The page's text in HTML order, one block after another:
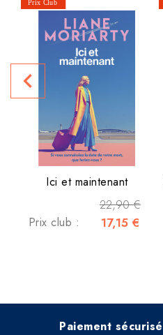
Ici et maintenant
22,90 €
Prix club : 17,15 €
navigate_before
Paiement sécurisé